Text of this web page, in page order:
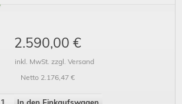
2.590,00 €
inkl. MwSt. zzgl. Versand
Netto 2.176,47 €